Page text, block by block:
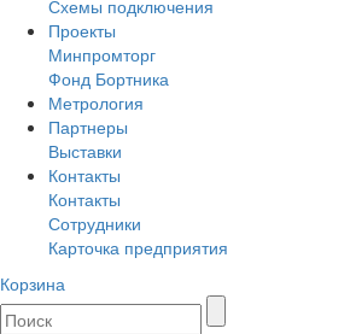
Схемы подключения
Проекты
Минпромторг
Фонд Бортника
Метрология
Партнеры
Выставки
Контакты
Контакты
Сотрудники
Карточка предприятия
Корзина